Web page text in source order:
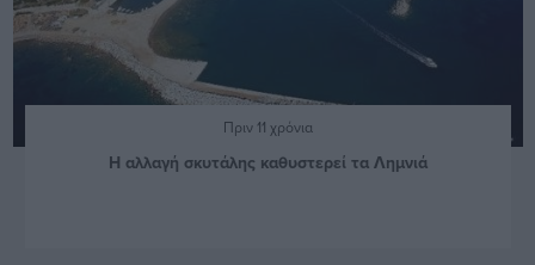
Πριν 11 χρόνια
Η αλλαγή σκυτάλης καθυστερεί τα Λημνιά